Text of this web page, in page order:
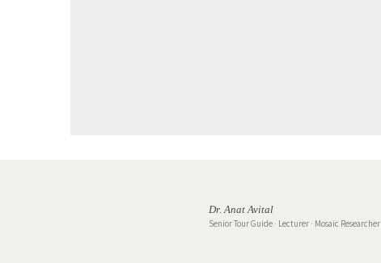
Dr. Anat Avital
Senior Tour Guide · Lecturer · Mosaic Researcher